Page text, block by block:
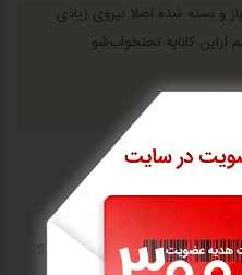
و بسته شده اصلا نیروی زیادی
ازاین کاناپه تختخواب‌شو
3/0